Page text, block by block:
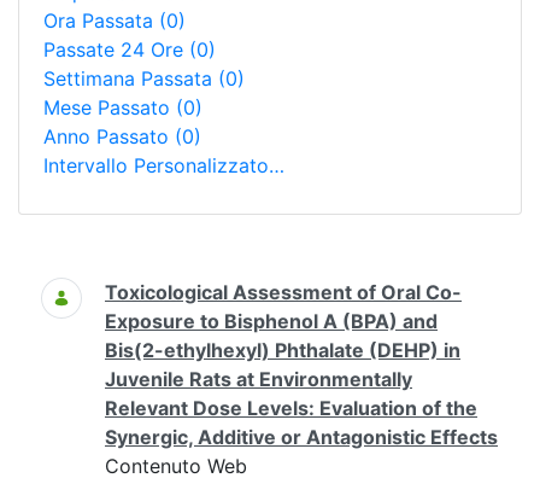
Ora Passata (0)
Passate 24 Ore (0)
Settimana Passata (0)
Mese Passato (0)
Anno Passato (0)
Intervallo Personalizzato…
Ricerca
Toxicological Assessment of Oral Co-
Exposure to Bisphenol A (BPA) and
Bis(2-ethylhexyl) Phthalate (DEHP) in
Juvenile Rats at Environmentally
Relevant Dose Levels: Evaluation of the
Synergic, Additive or Antagonistic Effects
Contenuto Web